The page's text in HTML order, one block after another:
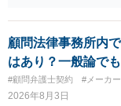
みてはいかがでしょう
であれば）書面で退所
顧問法律事務所内
はあり？一般論で
#顧問弁護士契約 #メーカ
2026年8月3日